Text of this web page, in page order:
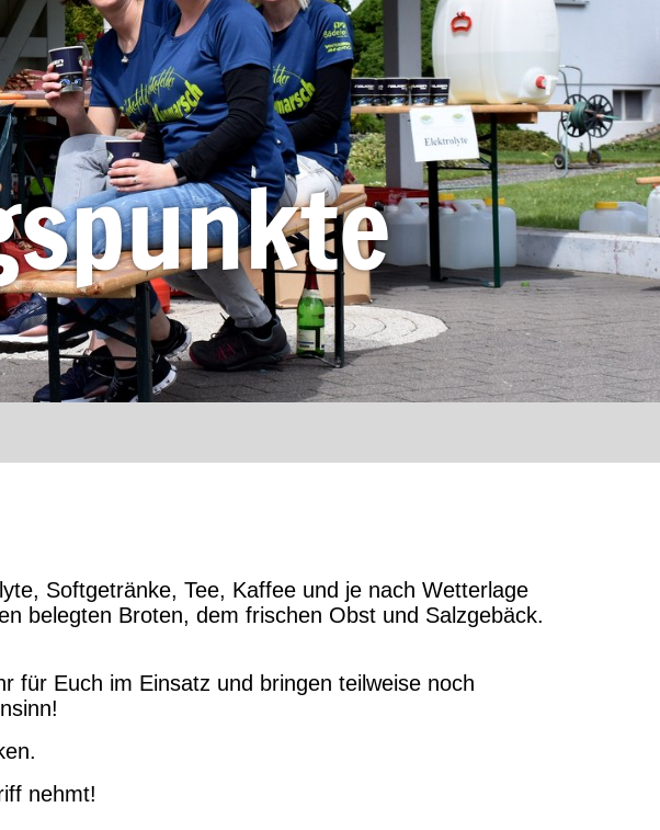
Softgetränke, Tee, Kaffee und je nach Wetterlage
belegten Broten, dem frischen Obst und Salzgebäck.
für Euch im Einsatz und bringen teilweise noch
nehmt!